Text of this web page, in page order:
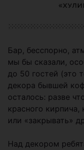
Бар, бесспорно,
мы бы сказали,
до 50 гостей (это
декора бывшей
осталось: разве
красного кирпича,
или «закрывать»
Над декором